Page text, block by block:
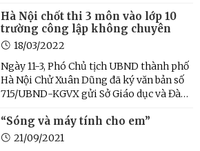
Thăng Long ngàn năm văn hiến” giai
đoạn II cho Trường Quân sự Bộ Tư lệnh
Thủ đô.
Hà Nội chốt thi 3 môn vào lớp 10
trường công lập không chuyên
18/03/2022
Ngày 11-3, Phó Chủ tịch UBND thành phố
Hà Nội Chử Xuân Dũng đã ký văn bản số
715/UBND-KGVX gửi Sở Giáo dục và Đào
Trung học phổ thông công lập không
chuyên năm học 2022-2023.
“Sóng và máy tính cho em”
21/09/2021